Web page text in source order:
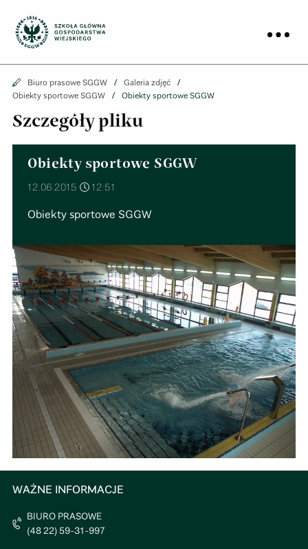
Biuro prasowe
Biuro prasowe
Biuro prasowe SGGW
Galeria zdjęć
Obiekty sportowe SGGW
Obiekty sportowe SGGW
Szczegóły pliku
Obiekty sportowe SGGW
12.06.2015 12:51
opis pliku
Obiekty sportowe SGGW
WAŻNE INFORMACJE
BIURO PRASOWE
(48 22) 59-31-997